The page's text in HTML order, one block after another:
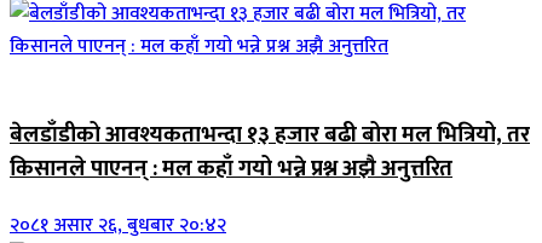
बेलडाँडीको आवश्यकताभन्दा १३ हजार बढी बोरा मल भित्रियो, तर
किसानले पाएनन् : मल कहाँ गयो भन्ने प्रश्न अझै अनुत्तरित
२०८१ असार २६, बुधबार २०:४२